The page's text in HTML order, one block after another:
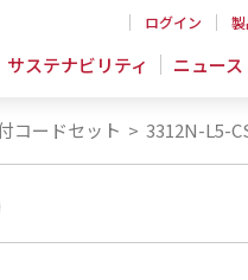
ログイン
サステナビリティ ニュース
コードセット > 3312N-L5-